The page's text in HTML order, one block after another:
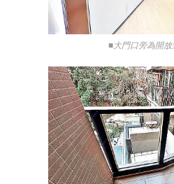
■大門口旁為開放